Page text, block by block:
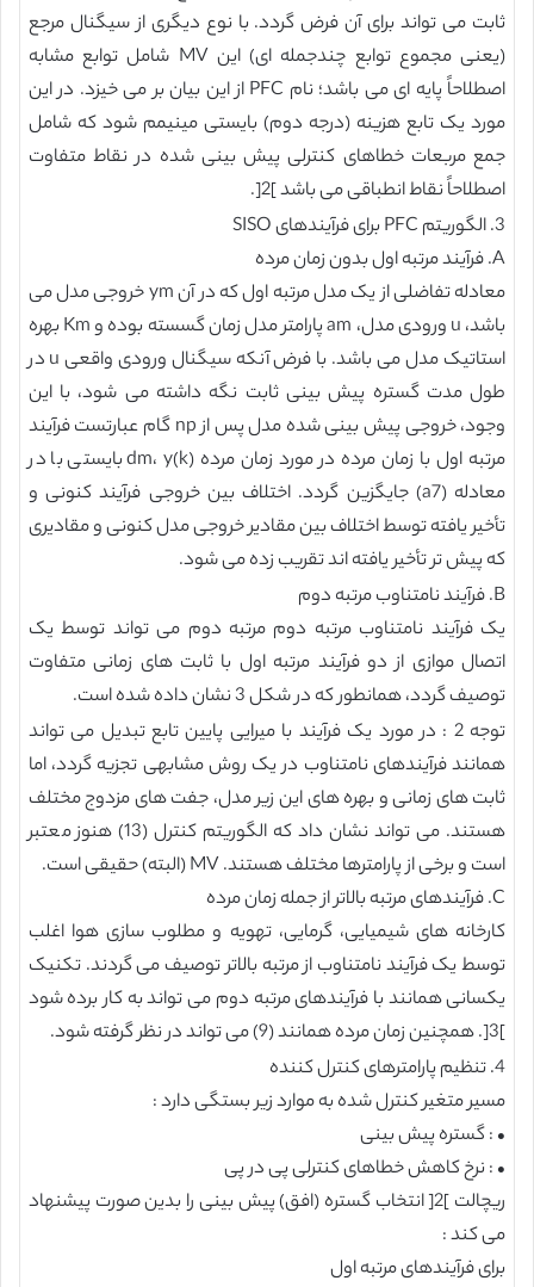
ثابت می تواند برای آن فرض گردد. با نوع دیگری از سیگنال مرجع
(یعنی مجموع توابع چندجمله ای) این MV شامل توابع مشابه
اصطلاحاً پایه ای می باشد؛ نام PFC از این بیان بر می خیزد. در این
مورد یک تابع هزینه (درجه دوم) بایستی مینیمم شود که شامل
جمع مربعات خطاهای کنترلی پیش بینی شده در نقاط متفاوت
اصطلاحاً نقاط انطباقی می باشد ]2[.
3. الگوریتم PFC برای فرآیندهای SISO
A. فرآیند مرتبه اول بدون زمان مرده
معادله تفاضلی از یک مدل مرتبه اول که در آن ym خروجی مدل می
باشد، u ورودی مدل، am پارامتر مدل زمان گسسته بوده و Km بهره
استاتیک مدل می باشد. با فرض آنکه سیگنال ورودی واقعی u در
طول مدت گستره پیش بینی ثابت نگه داشته می شود، با این
وجود، خروجی پیش بینی شده مدل پس از np گام عبارتست فرآیند
مرتبه اول با زمان مرده در مورد زمان مرده dm، y(k) بایستی با در
معادله (a7) جایگزین گردد. اختلاف بین خروجی فرآیند کنونی و
تأخیر یافته توسط اختلاف بین مقادیر خروجی مدل کنونی و مقادیری
که پیش تر تأخیر یافته اند تقریب زده می شود.
B. فرآیند نامتناوب مرتبه دوم
یک فرآیند نامتناوب مرتبه دوم مرتبه دوم می تواند توسط یک
اتصال موازی از دو فرآیند مرتبه اول با ثابت های زمانی متفاوت
توصیف گردد، همانطور که در شکل 3 نشان داده شده است.
توجه 2 : در مورد یک فرآیند با میرایی پایین تابع تبدیل می تواند
همانند فرآیندهای نامتناوب در یک روش مشابهی تجزیه گردد، اما
ثابت های زمانی و بهره های این زیر مدل، جفت های مزدوج مختلف
هستند. می تواند نشان داد که الگوریتم کنترل (13) هنوز معتبر
است و برخی از پارامترها مختلف هستند. MV (البته) حقیقی است.
C. فرآیندهای مرتبه بالاتر از جمله زمان مرده
کارخانه های شیمیایی، گرمایی، تهویه و مطلوب سازی هوا اغلب
توسط یک فرآیند نامتناوب از مرتبه بالاتر توصیف می گردند. تکنیک
یکسانی همانند با فرآیندهای مرتبه دوم می تواند به کار برده شود
]3[. همچنین زمان مرده همانند (9) می تواند در نظر گرفته شود.
4. تنظیم پارامترهای کنترل کننده
مسیر متغیر کنترل شده به موارد زیر بستگی دارد :
• : گستره پیش بینی
• : نرخ کاهش خطاهای کنترلی پی در پی
ریچالت ]2[ انتخاب گستره (افق) پیش بینی را بدین صورت پیشنهاد
می کند :
برای فرآیندهای مرتبه اول